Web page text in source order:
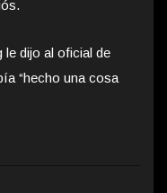
le dijo al oficial de
“hecho una cosa